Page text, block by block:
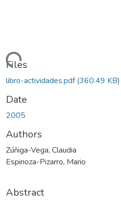
Loading...
Files
libro-actividades.pdf(360.49 KB)
Date
2005
Authors
Zúñiga-Vega, Claudia
Espinoza-Pizarro, Mario
Abstract